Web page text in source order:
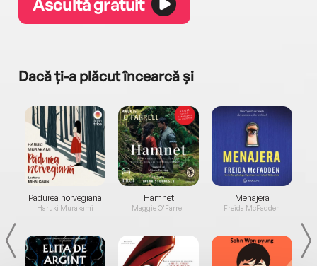
Dacă ți-a plăcut încearcă și
Pădurea norvegiană
Haruki Murakami
Hamnet
Maggie O'Farrell
Menajera
Freida McFadden